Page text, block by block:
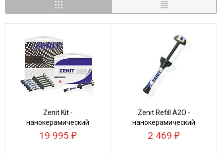
Zenit Kit -
нанокерамический
композит
19 995
Zenit Refill A2O -
нанокерамический
композит
2 469